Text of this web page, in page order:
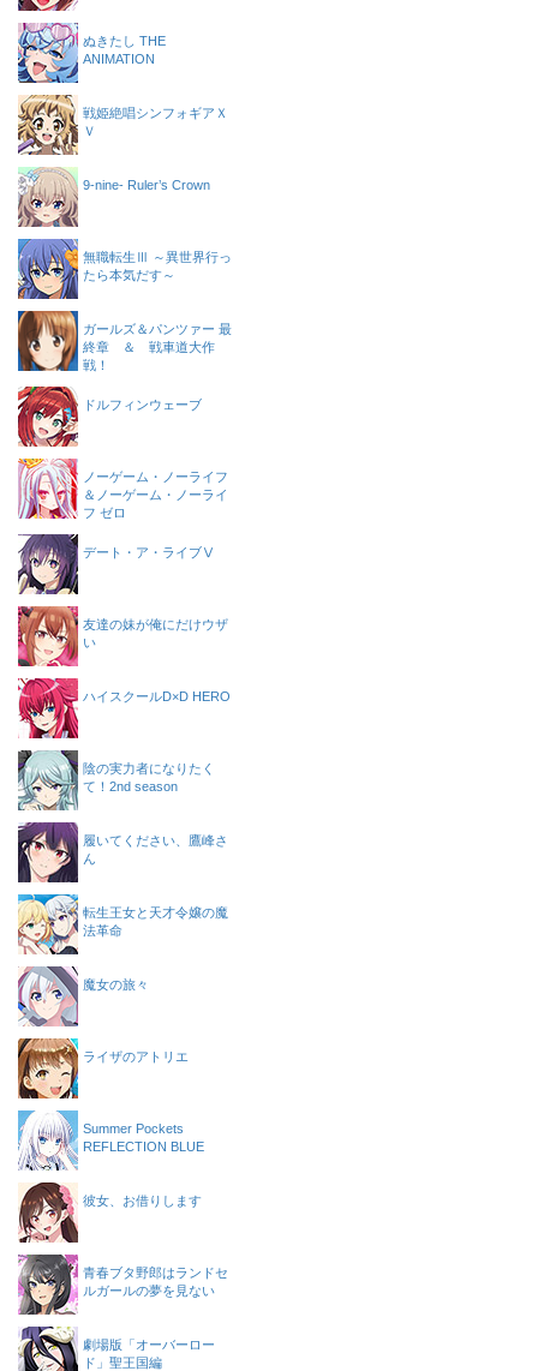
ぬきたし THE
ANIMATION
戦姫絶唱シンフォギアＸ
Ｖ
9-nine- Ruler’s Crown
無職転生Ⅲ ～異世界行っ
たら本気だす～
ガールズ＆パンツァー 最
終章 ＆ 戦車道大作
戦！
ドルフィンウェーブ
ノーゲーム・ノーライフ
＆ノーゲーム・ノーライ
フ ゼロ
デート・ア・ライブⅤ
友達の妹が俺にだけウザ
い
ハイスクールD×D HERO
陰の実力者になりたく
て！2nd season
履いてください、鷹峰さ
ん
転生王女と天才令嬢の魔
法革命
魔女の旅々
ライザのアトリエ
Summer Pockets
REFLECTION BLUE
彼女、お借りします
青春ブタ野郎はランドセ
ルガールの夢を見ない
劇場版「オーバーロー
ド」聖王国編